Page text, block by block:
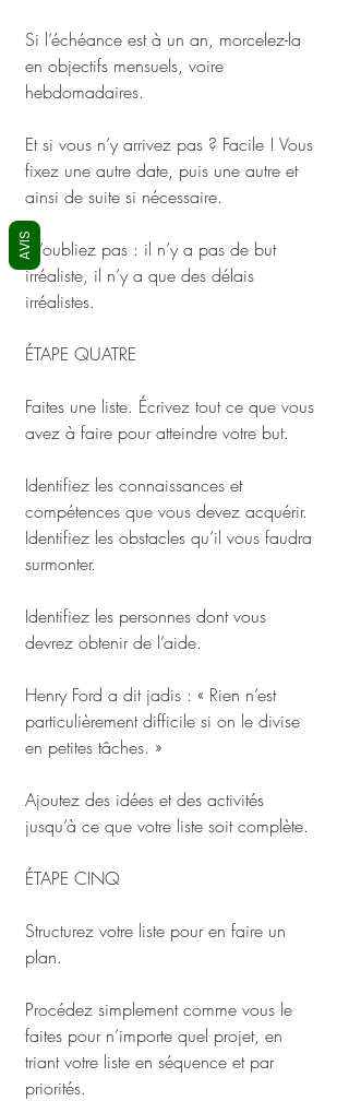
Si l’échéance est à un an, morcelez-la
en objectifs mensuels, voire
hebdomadaires.
Et si vous n’y arrivez pas ? Facile ! Vous
fixez une autre date, puis une autre et
ainsi de suite si nécessaire.
N’oubliez pas : il n’y a pas de but
irréaliste, il n’y a que des délais
irréalistes.
ÉTAPE QUATRE
Faites une liste. Écrivez tout ce que vous
avez à faire pour atteindre votre but.
Identifiez les connaissances et
compétences que vous devez acquérir.
Identifiez les obstacles qu’il vous faudra
surmonter.
Identifiez les personnes dont vous
devrez obtenir de l’aide.
Henry Ford a dit jadis : « Rien n’est
particulièrement difficile si on le divise
en petites tâches. »
Ajoutez des idées et des activités
jusqu’à ce que votre liste soit complète.
ÉTAPE CINQ
Structurez votre liste pour en faire un
plan.
Procédez simplement comme vous le
faites pour n’importe quel projet, en
triant votre liste en séquence et par
priorités.
AVIS